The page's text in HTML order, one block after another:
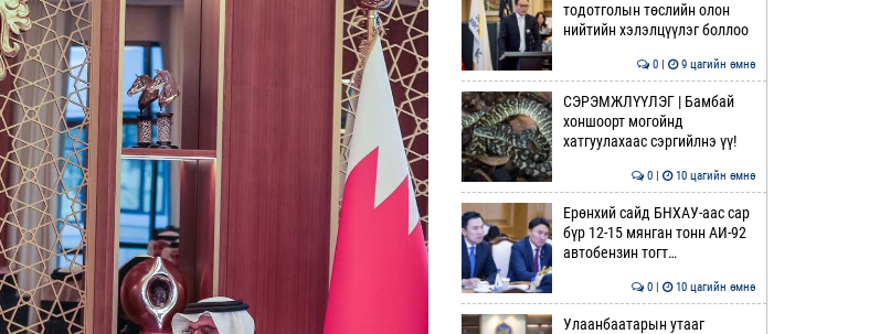
тодотголын төслийн олон
нийтийн хэлэлцүүлэг боллоо
0 | 9 цагийн өмнө
СЭРЭМЖЛҮҮЛЭГ | Бамбай
хоншоорт могойнд
хатгуулахаас сэргийлнэ үү!
0 | 10 цагийн өмнө
Ерөнхий сайд БНХАУ-аас сар
бүр 12-15 мянган тонн АИ-92
автобензин тогт…
0 | 10 цагийн өмнө
Улаанбаатарын утааг